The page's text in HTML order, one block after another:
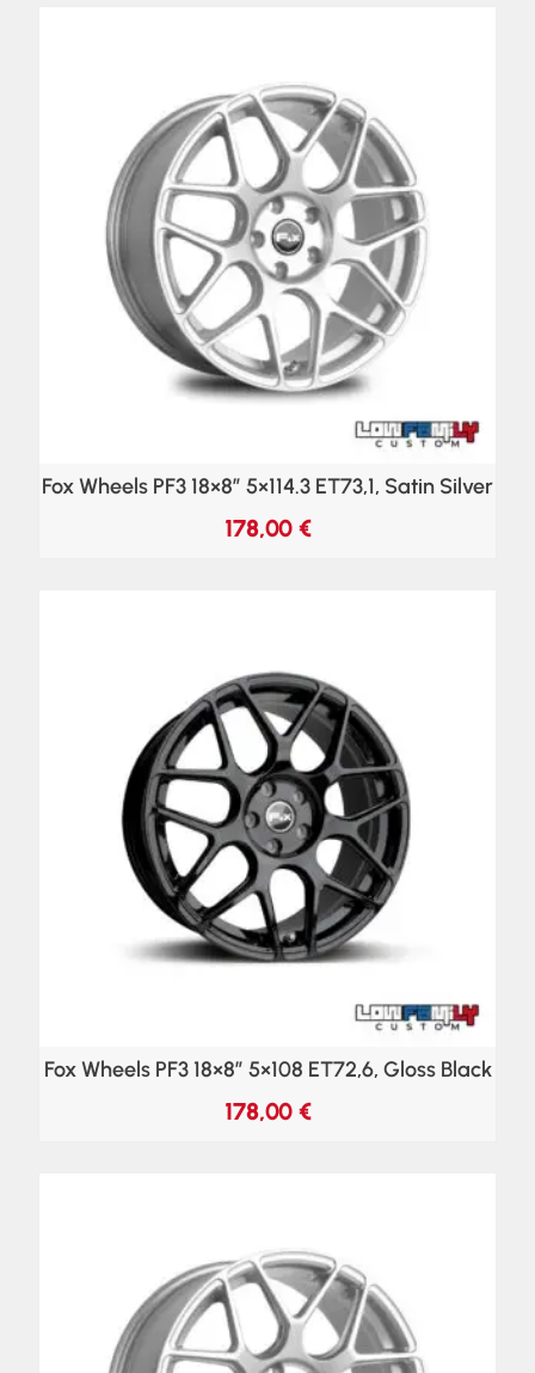
Fox Wheels PF3 18×8″ 5×114.3 ET73,1, Satin Silver
178,00 €
Fox Wheels PF3 18×8″ 5×108 ET72,6, Gloss Black
178,00 €